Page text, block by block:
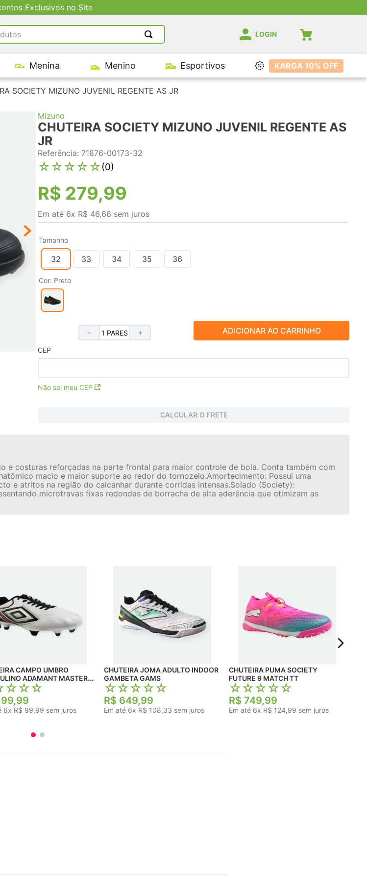
Exclusivos no Site
LOGIN
Menina Menino Esportivos KARGA 10% OFF
SOCIETY MIZUNO JUVENIL REGENTE AS JR
Mizuno
CHUTEIRA SOCIETY MIZUNO JUVENIL REGENTE AS
JR
Referência: 71876-00173-32
☆☆☆☆☆(0)
R$ 279,99
Em até 6x R$ 46,66 sem juros
Tamanho
32 33 34 35 36
Cor: Preto
＋
－ ADICIONAR AO CARRINHO
CEP
Não sei meu CEP
CALCULAR O FRETE
e costuras reforçadas na parte frontal para maior controle de bola. Conta também com
macio e maior suporte ao redor do tornozelo.Amortecimento: Possui uma
e atritos na região do calcanhar durante corridas intensas.Solado (Society):
microtravas fixas redondas de borracha de alta aderência que otimizam as
CAMPO UMBRO
ADAMANT MASTER
PREMIER
☆☆☆
,99
6x R$ 99,99 sem juros
CHUTEIRA JOMA ADULTO INDOOR
GAMBETA GAMS
☆☆☆☆☆
R$ 649,99
Em até 6x R$ 108,33 sem juros
CHUTEIRA PUMA SOCIETY
FUTURE 9 MATCH TT
☆☆☆☆☆
R$ 749,99
Em até 6x R$ 124,99 sem juros